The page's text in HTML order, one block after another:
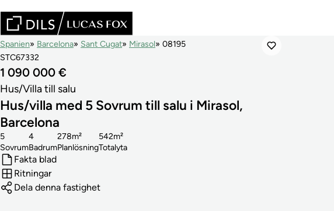
Spanien Barcelona Sant Cugat Mirasol
08195
STC67332
1 090 000 €
Hus/Villa till salu
Hus/villa med 5 Sovrum till salu i Mirasol,
Barcelona
Sovrum
5
Badrum
4
Planlösning
278m²
Totalyta
542m²
Fakta blad
Ritningar
Dela denna fastighet